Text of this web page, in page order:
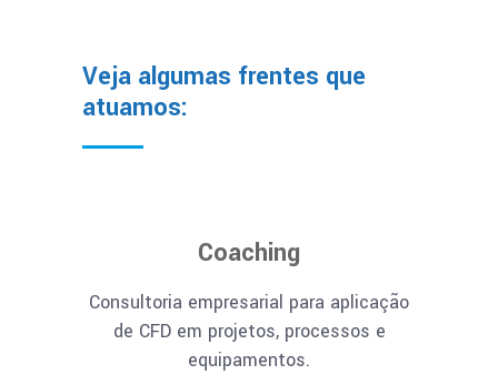
Veja algumas frentes que
atuamos:
Coaching
Consultoria empresarial para aplicação
de CFD em projetos, processos e
equipamentos.